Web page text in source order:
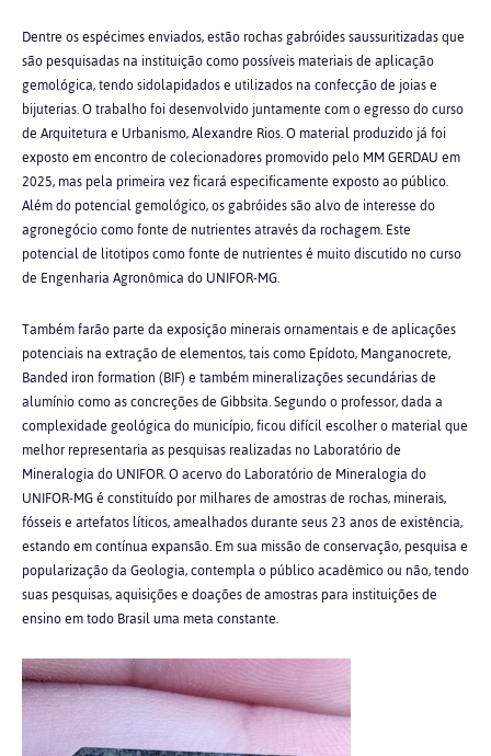
Dentre os espécimes enviados, estão rochas gabróides saussuritizadas que
são pesquisadas na instituição como possíveis materiais de aplicação
gemológica, tendo sidolapidados e utilizados na confecção de joias e
bijuterias. O trabalho foi desenvolvidojuntamente com o egresso do curso
de Arquitetura e Urbanismo, Alexandre Rios. O material produzido já foi
exposto em encontro de colecionadores promovido pelo MM GERDAU em
2025, mas pela primeira vez ficará especificamente exposto ao público.
Além do potencial gemológico, os gabróides são alvo de interesse do
agronegócio como fonte de nutrientes através da rochagem. Este
potencial de litotipos como fonte de nutrientes é muitodiscutido no curso
de Engenharia Agronômica do UNIFOR-MG.
Também farão parte da exposição minerais ornamentais e de aplicações
potenciais naextração de elementos, tais como Epídoto, Manganocrete,
Banded iron formation (BIF) etambém mineralizações secundárias de
alumínio como as concreções de Gibbsita. Segundo o professor, dada a
complexidade geológica do município, ficou difícil escolher o material que
melhor representaria as pesquisas realizadas no Laboratório de
Mineralogia do UNIFOR. O acervo do Laboratório de Mineralogia do
UNIFOR-MG é constituído por milhares de amostras de rochas, minerais,
fósseis e artefatos líticos, amealhados durante seus 23 anos de existência,
estando em contínua expansão. Em sua missão de conservação, pesquisa e
popularização da Geologia, contempla o público acadêmico ou não, tendo
suas pesquisas, aquisições e doações de amostras para instituições de
ensino em todo Brasil uma meta constante.